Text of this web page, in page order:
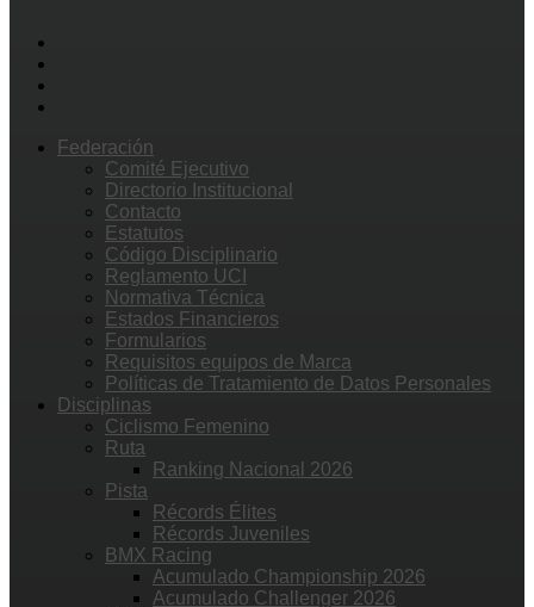
Federación
Comité Ejecutivo
Directorio Institucional
Contacto
Estatutos
Código Disciplinario
Reglamento UCI
Normativa Técnica
Estados Financieros
Formularios
Requisitos equipos de Marca
Políticas de Tratamiento de Datos Personales
Disciplinas
Ciclismo Femenino
Ruta
Ranking Nacional 2026
Pista
Récords Élites
Récords Juveniles
BMX Racing
Acumulado Championship 2026
Acumulado Challenger 2026